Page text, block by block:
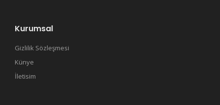
Kurumsal
Gizlilik Sözleşmesi
Künye
İletisim